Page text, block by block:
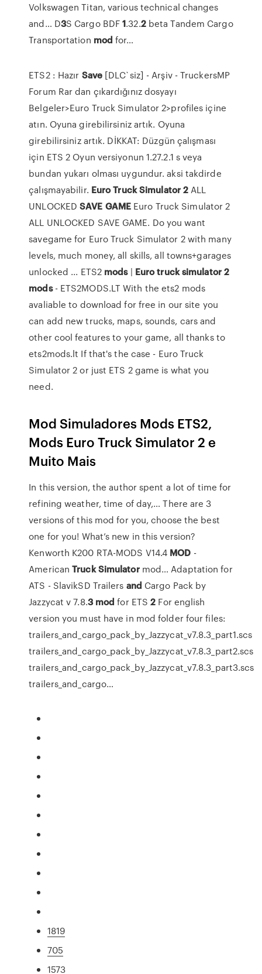
Volkswagen Titan, various technical changes
and… D3S Cargo BDF1.32.2beta Tandem Cargo
Transportation mod for…
ETS2 : Hazır Save[DLC`siz] - Arşiv - TruckersMP
Forum Rar dan çıkardığınız dosyayı
Belgeler>Euro Truck Simulator 2>profiles içine
atın. Oyuna girebilirsiniz artık. Oyuna
girebilirsiniz artık. DİKKAT: Düzgün çalışması
için ETS 2 Oyun versiyonun 1.27.2.1 s veya
bundan yukarı olması uygundur. aksi takdirde
çalışmayabilir. EuroTruckSimulator2ALL
UNLOCKEDSAVE GAME Euro Truck Simulator 2
ALL UNLOCKED SAVE GAME. Do you want
savegame for Euro Truck Simulator 2 with many
levels, much money, all skills, all towns+garages
unlocked ... ETS2 mods| Eurotrucksimulator2
mods- ETS2MODS.LT With the ets2 mods
avaliable to download for free in our site you
can add new trucks, maps, sounds, cars and
other cool features to your game, all thanks to
ets2mods.lt If that's the case - Euro Truck
Simulator 2 or just ETS 2 game is what you
need.
Mod Simuladores Mods ETS2,
Mods Euro Truck Simulator 2 e
Muito Mais
In this version, the author spent a lot of time for
refining weather, time of day,… There are 3
versions of this mod for you, choose the best
one for you! What’s new in this version?
Kenworth K200 RTA-MODS V14.4 MOD -
AmericanTruck Simulatormod… Adaptation for
ATS - SlavikSD Trailers and Cargo Pack by
Jazzycat v 7.8.3 mod for ETS2 For english
version you must have in mod folder four files:
trailers_and_cargo_pack_by_Jazzycat_v7.8.3_part1.scs
trailers_and_cargo_pack_by_Jazzycat_v7.8.3_part2.scs
trailers_and_cargo_pack_by_Jazzycat_v7.8.3_part3.scs
trailers_and_cargo…
1819
705
1573